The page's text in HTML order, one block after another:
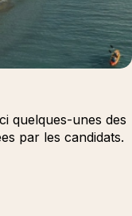
quelques-unes des
par les candidats.